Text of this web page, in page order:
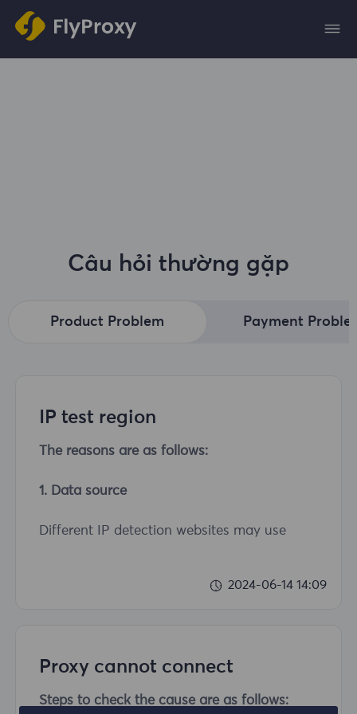
Câu hỏi thường gặp
Product Problem Payment
IP test region
The reasons are as follows:
1. Data source
Different IP detection websites may use
service providers (ISPs), geolocation
2. Data processing algorithms
2024-06-14 14:09
Proxy cannot connect
Steps to check the cause are as follows: